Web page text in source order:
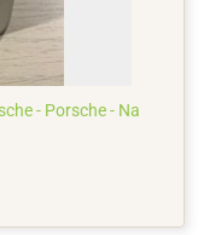
- Porsche - Na